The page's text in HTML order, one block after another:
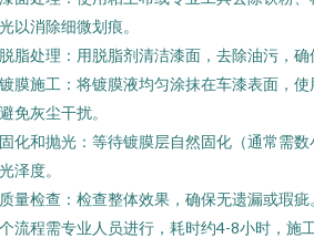
以消除细微划痕。
脂处理：用脱脂剂清洁漆面，去除油污，确
膜施工：将镀膜液均匀涂抹在车漆表面，
免灰尘干扰。
化和抛光：等待镀膜层自然固化（通常需
泽度。
量检查：检查整体效果，确保无遗漏或瑕疵
流程需专业人员进行，耗时约4-8小时，施